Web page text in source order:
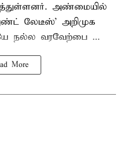
அண்மையில்
லேடீஸ்' அறிமுக
நல்ல வரவேற்பை ...
More